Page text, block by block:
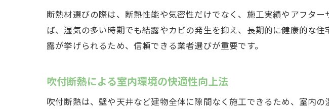
断熱材選びの際は、断熱性能や気密性だけでなく、施工実績やアフタ
ば、湿気の多い時期でも結露やカビの発生を抑え、長期的に健康的な
露が挙げられるため、信頼できる業者選びが重要です。
吹付断熱による室内環境の快適性向上法
吹付断熱は、壁や天井など建物全体に隙間なく施工できるため、室内